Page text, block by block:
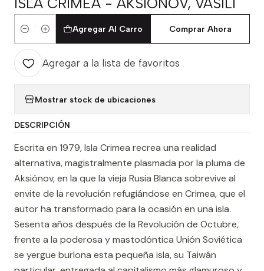
Cantidad
Agregar Al Carro Comprar Ahora
Agregar a la lista de favoritos
Mostrar stock de ubicaciones
DESCRIPCIÓN
Escrita en 1979, Isla Crimea recrea una realidad
alternativa, magistralmente plasmada por la pluma de
Aksiónov, en la que la vieja Rusia Blanca sobrevive al
envite de la revolución refugiándose en Crimea, que el
autor ha transformado para la ocasión en una isla.
Sesenta años después de la Revolución de Octubre,
frente a la poderosa y mastodóntica Unión Soviética
se yergue burlona esta pequeña isla, su Taiwán